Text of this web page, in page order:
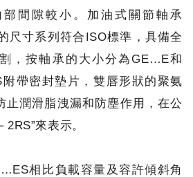
間隙較小。加油式關節軸承
尺寸系列符合ISO標準，具備全
，按軸承的大小分為GE…E和
帶密封墊片，雙唇形狀的聚氨
止潤滑脂洩漏和防塵作用，在公
來表示。
相比負載容量及容許傾斜角